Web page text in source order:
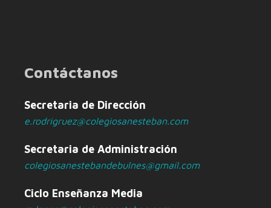
Contáctanos
Secretaria de Dirección
e.rodrigruez@colegiosanesteban.com
Secretaria de Administración
colegiosanestebandebulnes@gmail.com
Ciclo Enseñanza Media